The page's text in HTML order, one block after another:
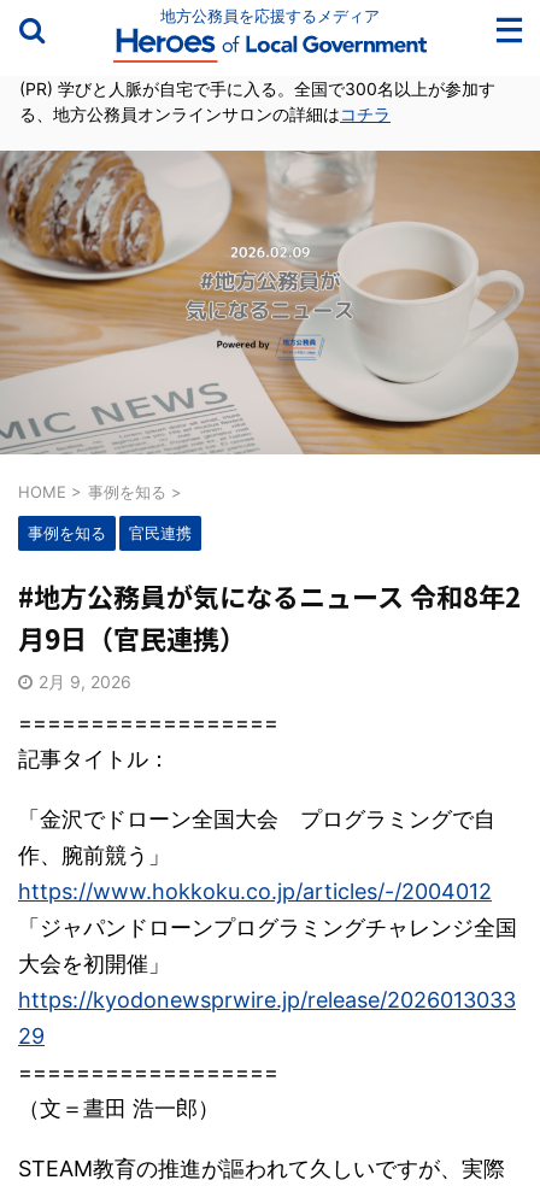
地方公務員を応援するメディア
(PR) 学びと人脈が自宅で手に入る。全国で300名以上が参加す
る、地方公務員オンラインサロンの詳細はコチラ
HOME > 事例を知る >
事例を知る 官民連携
#地方公務員が気になるニュース 令和8年2
月9日（官民連携）
2月 9, 2026
==================
記事タイトル：
「金沢でドローン全国大会 プログラミングで自
作、腕前競う」
https://www.hokkoku.co.jp/articles/-/2004012
「ジャパンドローンプログラミングチャレンジ全国
大会を初開催」
https://kyodonewsprwire.jp/release/2026013033
29
==================
（文＝晝田 浩一郎）
STEAM教育の推進が謳われて久しいですが、実際